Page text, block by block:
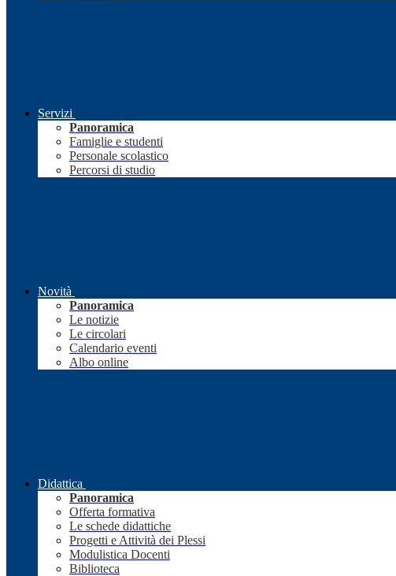
Servizi
Panoramica
Famiglie e studenti
Personale scolastico
Percorsi di studio
Novità
Panoramica
Le notizie
Le circolari
Calendario eventi
Albo online
Didattica
Panoramica
Offerta formativa
Le schede didattiche
Progetti e Attività dei Plessi
Modulistica Docenti
Biblioteca